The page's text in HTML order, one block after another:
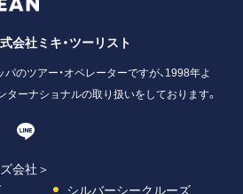
社ミキ・ツーリスト
のツアー・オペレーターですが、1998年よ
ターナショナルの取り扱いをしております。
会社＞
シルバーシークルーズ